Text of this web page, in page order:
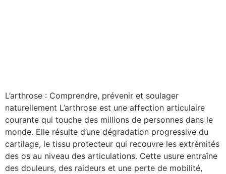
L’arthrose : Comprendre, prévenir et soulager
naturellement L’arthrose est une affection articulaire
courante qui touche des millions de personnes dans le
monde. Elle résulte d’une dégradation progressive du
cartilage, le tissu protecteur qui recouvre les extrémités
des os au niveau des articulations. Cette usure entraîne
des douleurs, des raideurs et une perte de mobilité,